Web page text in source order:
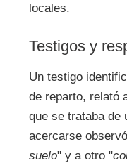
locales.
Testigos y
Un testigo
de reparto, relató
que se trataba de
acercarse
suelo" y a otro "